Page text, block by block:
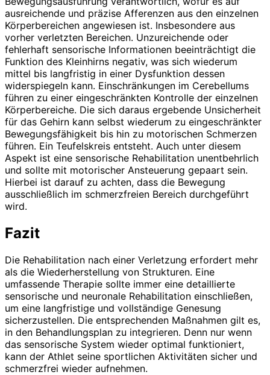
ausreichende und präzise Afferenzen aus den einzelnen
Körperbereichen angewiesen ist. Insbesondere aus
vorher verletzten Bereichen. Unzureichende oder
fehlerhaft sensorische Informationen beeinträchtigt die
Funktion des Kleinhirns negativ, was sich wiederum
mittel bis langfristig in einer Dysfunktion dessen
widerspiegeln kann. Einschränkungen im Cerebellums
führen zu einer eingeschränkten Kontrolle der einzelnen
Körperbereiche. Die sich daraus ergebende Unsicherheit
für das Gehirn kann selbst wiederum zu eingeschränkter
Bewegungsfähigkeit bis hin zu motorischen Schmerzen
führen. Ein Teufelskreis entsteht. Auch unter diesem
Aspekt ist eine sensorische Rehabilitation unentbehrlich
und sollte mit motorischer Ansteuerung gepaart sein.
Hierbei ist darauf zu achten, dass die Bewegung
ausschließlich im schmerzfreien Bereich durchgeführt
wird.
Fazit
Die Rehabilitation nach einer Verletzung erfordert mehr
als die Wieder­herstellung von Strukturen. Eine
umfassende Therapie sollte immer eine detaillierte
sensorische und neuronale Rehabilitation einschließen,
um eine langfristige und vollständige Genesung
sicherzustellen. Die entsprechenden Maßnahmen gilt es,
in den Behandlungsplan zu integrieren. Denn nur wenn
das sensorische System wieder optimal funktioniert,
kann der Athlet seine sportlichen Aktivitäten sicher und
schmerzfrei wieder aufnehmen.